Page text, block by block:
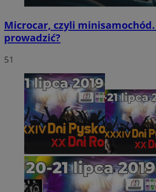
Microcar, czyli
prowadzić?
51